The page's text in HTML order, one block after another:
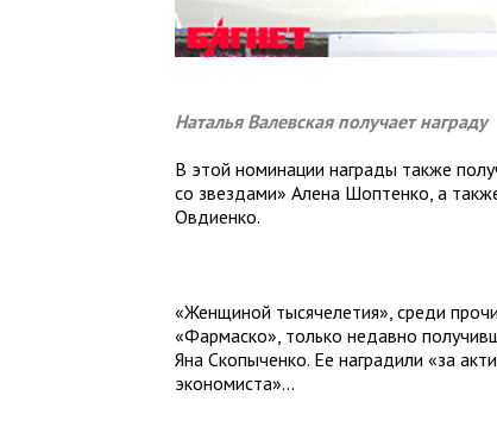
Наталья Валевская получает награду
В этой номинации награды также
со звездами» Алена Шоптенко, а
Овдиенко.
«Женщиной тысячелетия», среди
«Фармаско», только недавно
Яна Скопыченко. Ее наградили «за
экономиста»…